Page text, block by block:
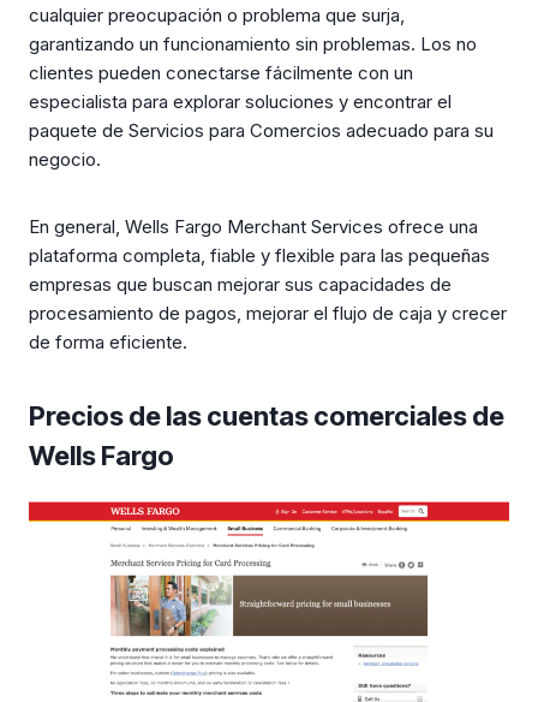
cualquier preocupación o problema que surja,
garantizando un funcionamiento sin problemas. Los no
clientes pueden conectarse fácilmente con un
especialista para explorar soluciones y encontrar el
paquete de Servicios para Comercios adecuado para su
negocio.
En general, Wells Fargo Merchant Services ofrece una
plataforma completa, fiable y flexible para las pequeñas
empresas que buscan mejorar sus capacidades de
procesamiento de pagos, mejorar el flujo de caja y crecer
de forma eficiente.
Precios de las cuentas comerciales de
Wells Fargo